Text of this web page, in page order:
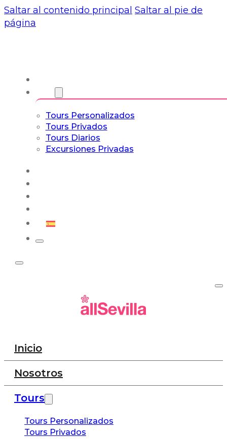
Saltar al contenido principal Saltar al pie de
página
Tours Personalizados
Tours Privados
Tours Diarios
Excursiones Privadas
Inicio
Nosotros
Tours
Tours Personalizados
Tours Privados